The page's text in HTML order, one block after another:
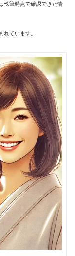
執筆時点で確認できた情
ています。